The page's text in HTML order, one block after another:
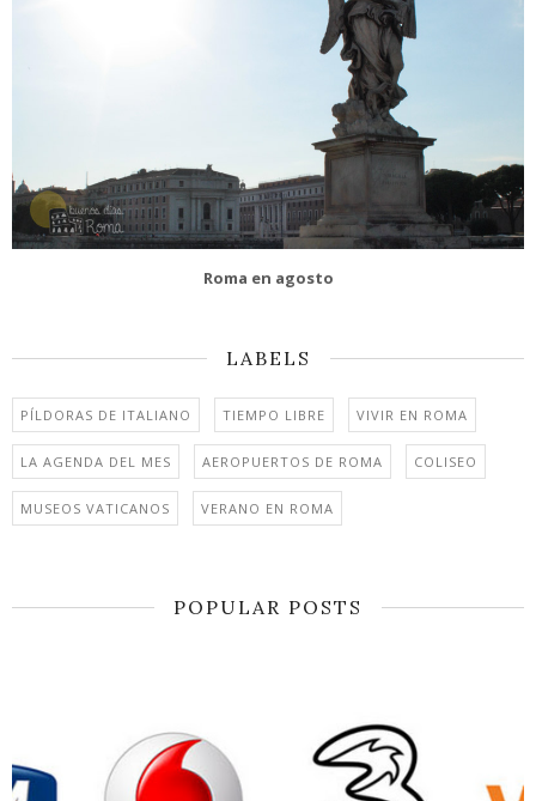
Roma en agosto
LABELS
PÍLDORAS DE ITALIANO TIEMPO LIBRE VIVIR EN ROMA
LA AGENDA DEL MES AEROPUERTOS DE ROMA COLISEO
MUSEOS VATICANOS VERANO EN ROMA
POPULAR POSTS